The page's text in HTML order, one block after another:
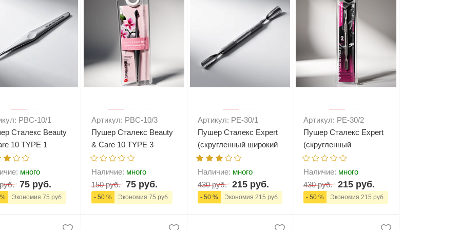
пакеты
Пилки Бафы Оптом
Бафы полировщики
Пилки Бумеранги
Пилки Лодочки
Пилки Прямые
Пилки Ромбы
Пилки Педикюрные
Сменные файлы
Педикюр
Типсы и формы
Я Скрытые товары
PBC-10/1
Сталекс Beauty
10 TYPE 1
много
75 руб.
Экономия 75 руб.
Артикул: PBC-10/3
Пушер Сталекс Beauty
& Care 10 TYPE 3
(топорик)
Наличие: много
150 руб.
75 руб.
- 50 % Экономия 75 руб.
Артикул: PE-30/1
Пушер Сталекс Expert
(скругленный широкий
пушер+скругленный
пушер) (PE-30/1)
Наличие: много
430 руб.
215 руб.
- 50 % Экономия 215 руб.
Артикул: PE-30/2
Пушер Сталекс Expert
(скругленный
пушер+пика) (PE-30/2)
Наличие: много
430 руб. 215 руб.
- 50 % Экономия 215 руб.